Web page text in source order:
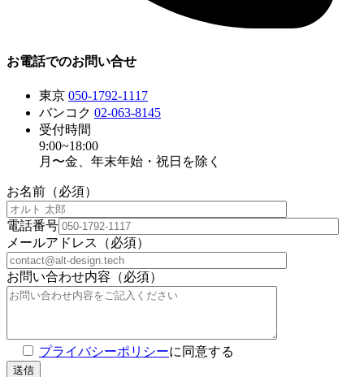
お電話でのお問い合せ
東京 050-1792-1117
バンコク 02-063-8145
受付時間
9:00~18:00
月〜金、年末年始・祝日を除く
お名前（必須）
電話番号
メールアドレス（必須）
お問い合わせ内容（必須）
プライバシーポリシーに同意する